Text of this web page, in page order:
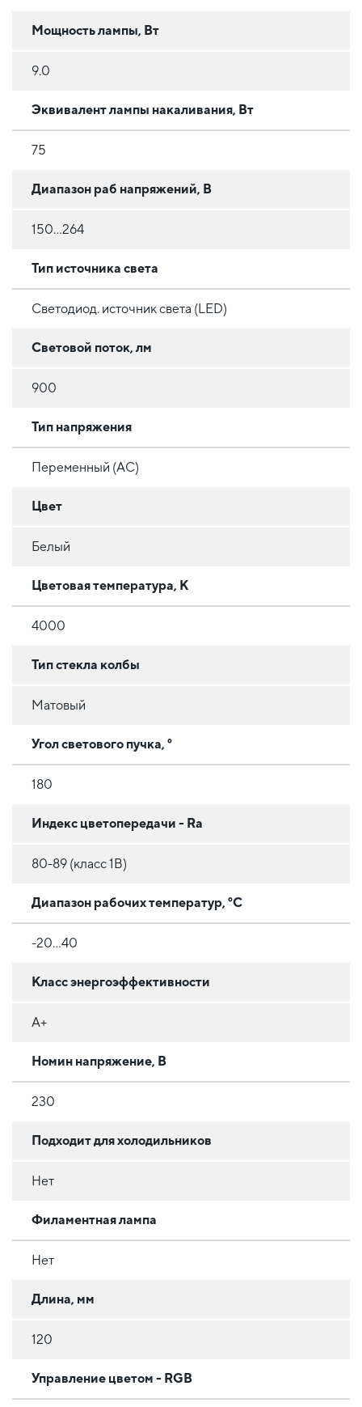
Мощность лампы, Вт
9.0
Эквивалент лампы накаливания, Вт
75
Диапазон раб напряжений, В
150...264
Тип источника света
Светодиод. источник света (LED)
Световой поток, лм
900
Тип напряжения
Переменный (AC)
Цвет
Белый
Цветовая температура, К
4000
Тип стекла колбы
Матовый
Угол светового пучка, °
180
Индекс цветопередачи - Ra
80-89 (класс 1B)
Диапазон рабочих температур, °C
-20...40
Класс энергоэффективности
A+
Номин напряжение, В
230
Подходит для холодильников
Нет
Филаментная лампа
Нет
Длина, мм
120
Управление цветом - RGB